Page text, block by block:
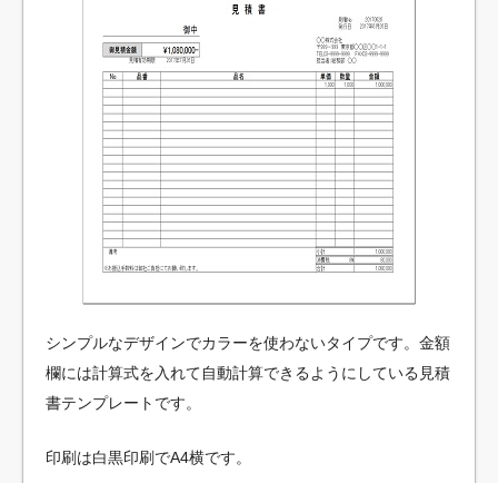
シンプルなデザインでカラーを使わないタイプです。金額
欄には計算式を入れて自動計算できるようにしている見積
書テンプレートです。
印刷は白黒印刷でA4横です。